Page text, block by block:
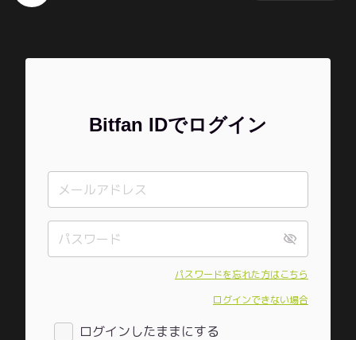
Bitfan IDでログイン
パスワードを忘れた方はこちら
ログインできない場合
ログインしたままにする